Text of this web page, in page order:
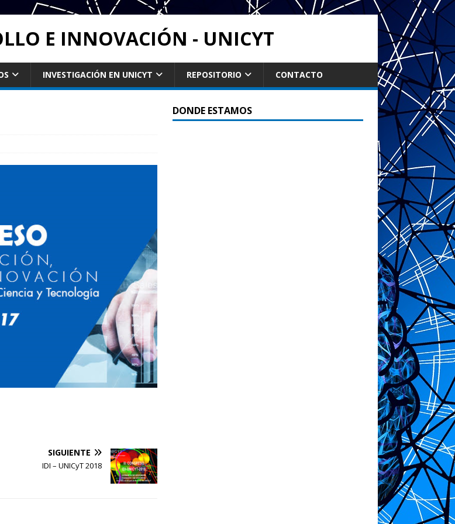
E INNOVACIÓN - UNICYT
INVESTIGACIÓN EN UNICYT REPOSITORIO CONTACTO
SIGUIENTE
IDI – UNICyT 2018
DONDE ESTAMOS